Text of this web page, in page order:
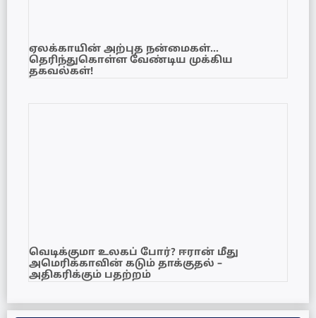
ஏலக்காயின் அற்புத நன்மைகள்…
தெரிந்துகொள்ள வேண்டிய முக்கிய
தகவல்கள்!
வெடிக்குமா உலகப் போர்? ஈரான் மீது
அமெரிக்காவின் கடும் தாக்குதல் –
அதிகரிக்கும் பதற்றம்